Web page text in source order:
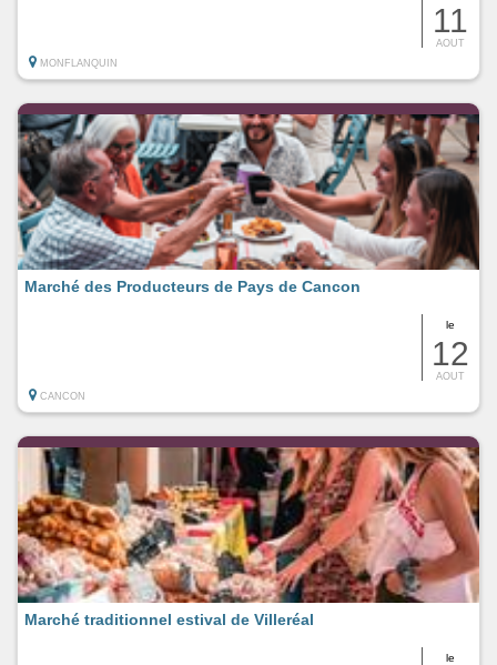
11
AOUT
MONFLANQUIN
le
12
AOUT
Marché des Producteurs de Pays de Cancon
CANCON
le
Marché traditionnel estival de Villeréal